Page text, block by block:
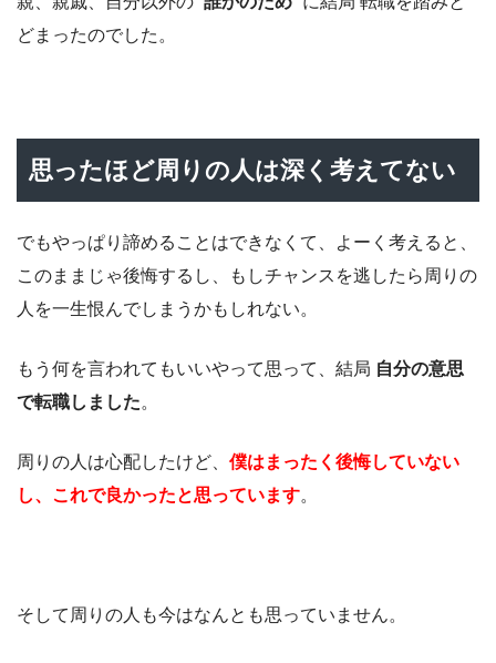
どまったのでした。
思ったほど周りの人は深く考えてない
でもやっぱり諦めることはできなくて、よーく考えると、
このままじゃ後悔するし、もしチャンスを逃したら周りの
人を一生恨んでしまうかもしれない。
もう何を言われてもいいやって思って、結局 自分の意思
で転職しました。
周りの人は心配したけど、 僕はまったく後悔していない
し、これで良かったと思っています。
そして周りの人も今はなんとも思っていません。